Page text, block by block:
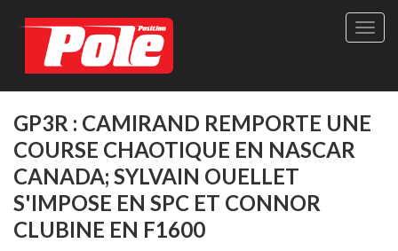
Site
-
GP3R : CAMIRAND REMPORTE UNE
COURSE CHAOTIQUE EN NASCAR
CANADA; SYLVAIN OUELLET
S'IMPOSE EN SPC ET CONNOR
CLUBINE EN F1600